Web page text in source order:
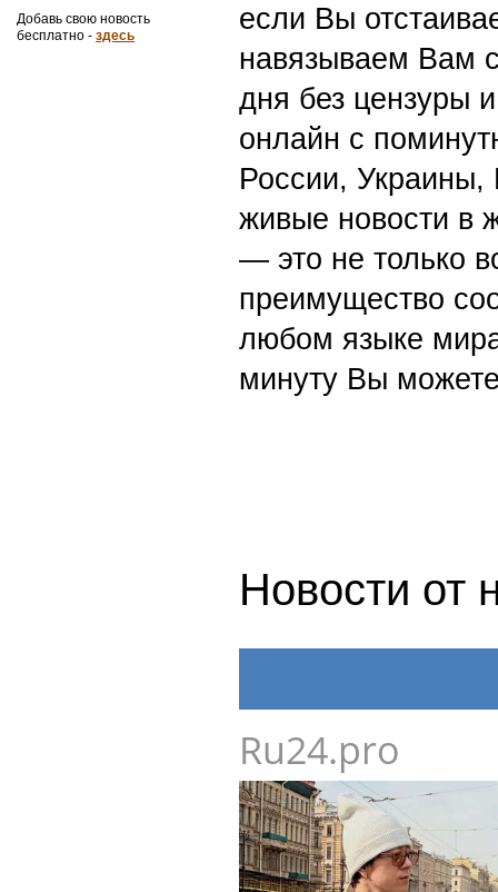
Добавь свою новость
бесплатно - здесь
если Вы
навязываем Вам
дня без цензуры
онлайн с
России,
живые новости в
— это не только
преимущество
любом языке
минуту Вы
Новости от
Ru24.pro